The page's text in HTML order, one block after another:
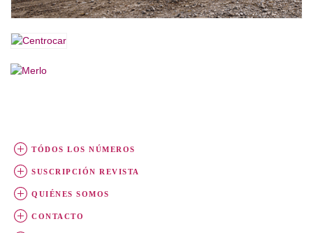
TÓDOS LOS NÚMEROS
SUSCRIPCIÓN REVISTA
QUIÉNES SOMOS
CONTACTO